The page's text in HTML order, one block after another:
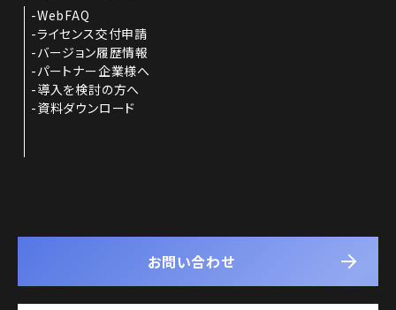
WebFAQ
ライセンス交付申請
バージョン履歴情報
パートナー企業様へ
導入を検討の方へ
資料ダウンロード
お問い合わせ